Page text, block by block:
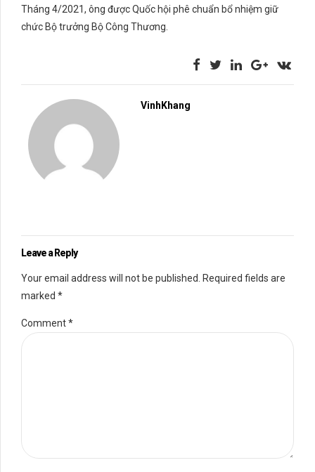
Tháng 4/2021, ông được Quốc hội phê chuẩn bổ nhiệm giữ
chức Bộ trưởng Bộ Công Thương.
VinhKhang
Leave a Reply
Your email address will not be published. Required fields are
marked *
Comment*